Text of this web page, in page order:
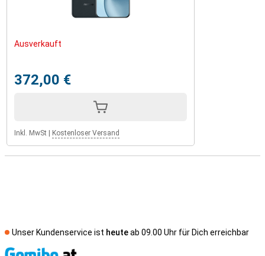
Ausverkauft
372,00 €
Inkl. MwSt Kostenloser Versand
Unser Kundenservice ist heuteab 09.00 Uhr für Dich erreichbar